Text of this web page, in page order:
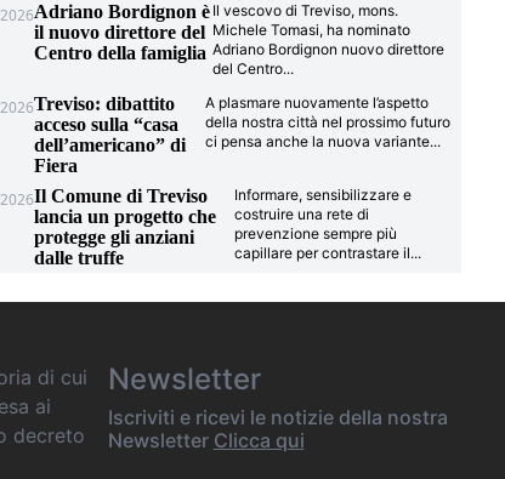
Adriano Bordignon è
il nuovo direttore del
Centro della famiglia
Il vescovo di Treviso, mons.
Michele Tomasi, ha nominato
Adriano Bordignon nuovo direttore
del Centro...
Treviso: dibattito
acceso sulla “casa
dell’americano” di
Fiera
A plasmare nuovamente l’aspetto
della nostra città nel prossimo futuro
ci pensa anche la nuova variante...
Il Comune di Treviso
lancia un progetto che
protegge gli anziani
dalle truffe
Informare, sensibilizzare e
costruire una rete di
prevenzione sempre più
capillare per contrastare il...
di cui
ai
decreto
Newsletter
Iscriviti e ricevi le notizie della nostra
Newsletter Clicca qui